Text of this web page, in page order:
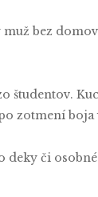
bez
študentov.
zotmení boja
či osobné